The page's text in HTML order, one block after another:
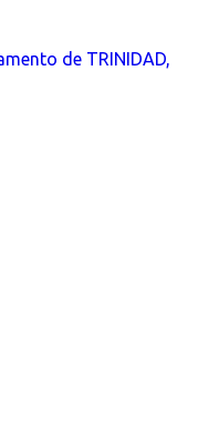
de TRINIDAD,